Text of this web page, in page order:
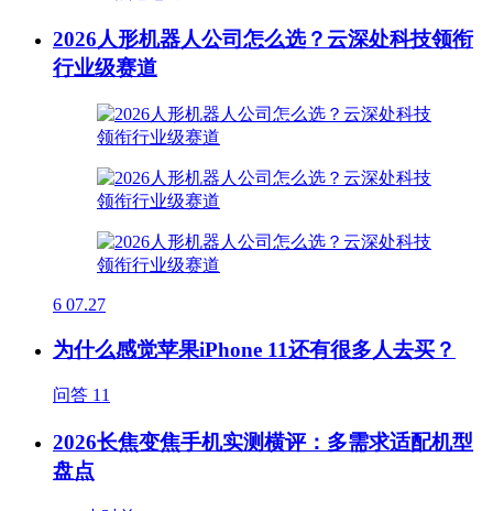
2026人形机器人公司怎么选？云深处科技领衔
行业级赛道
6 07.27
为什么感觉苹果iPhone 11还有很多人去买？
问答 11
2026长焦变焦手机实测横评：多需求适配机型
盘点